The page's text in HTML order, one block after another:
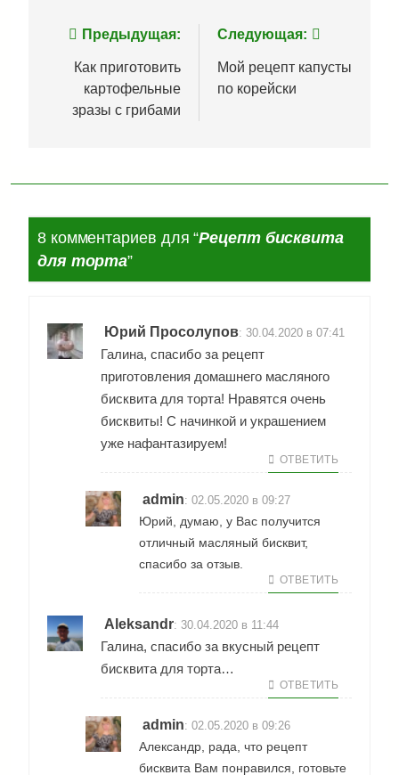
Навигация
записям
Предыдущая:
Как приготовить
картофельные
зразы с грибами
Следующая:
Мой рецепт капусты
по корейски
8 комментариев для “Рецепт бисквита
для торта”
Юрий Просолупов: 30.04.2020 в 07:41
Галина, спасибо за рецепт
приготовления домашнего масляного
бисквита для торта! Нравятся очень
бисквиты! С начинкой и украшением
уже нафантазируем!
ОТВЕТИТЬ
admin: 02.05.2020 в 09:27
Юрий, думаю, у Вас получится
отличный масляный бисквит,
спасибо за отзыв.
ОТВЕТИТЬ
Aleksandr: 30.04.2020 в 11:44
Галина, спасибо за вкусный рецепт
бисквита для торта…
ОТВЕТИТЬ
admin: 02.05.2020 в 09:26
Александр, рада, что рецепт
бисквита Вам понравился, готовьте